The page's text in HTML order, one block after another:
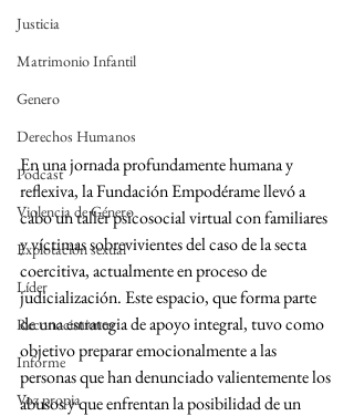
Justicia
Matrimonio Infantil
Genero
Derechos Humanos
Podcast
Violencia de Género
Explotación sexual
Líder
Reconocimiento
Informe
Voz propia
En una jornada profundamente humana y
reflexiva, la Fundación Empodérame llevó a
cabo un taller psicosocial virtual con familiares
y víctimas sobrevivientes del caso de la secta
coercitiva, actualmente en proceso de
judicialización. Este espacio, que forma parte
de una estrategia de apoyo integral, tuvo como
objetivo preparar emocionalmente a las
personas que han denunciado valientemente los
abusos y que enfrentan la posibilidad de un